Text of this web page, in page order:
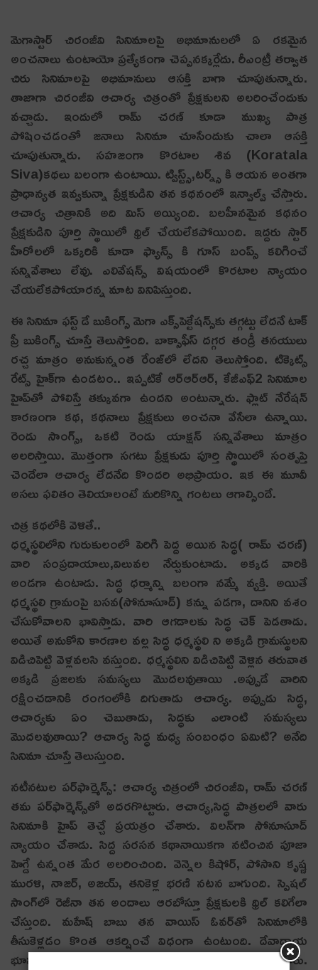
మెగాస్టార్ చిరంజీవి సినిమాల‌పై అభిమానుల‌లో ఏ ర‌క‌మైన
అంచ‌నాలు ఉంటాయో ప్ర‌త్యేకంగా చెప్ప‌న‌క్క‌ర్లేదు. రీఎంట్రీ త‌ర్వాత
చిరు సినిమాల‌పై అభిమానులు ఆస‌క్తి బాగా చూపుతున్నారు.
తాజాగా చిరంజీవి ఆచార్య చిత్రంతో ప్రేక్ష‌కుల‌ని అల‌రించేందుకు
వ‌చ్చాడు. ఇందులో రామ్ చ‌ర‌ణ్ కూడా ముఖ్య పాత్ర
పోషించ‌డంతో జ‌నాలు సినిమా చూసేందుకు చాలా ఆస‌క్తి
చూపుతున్నారు. సహజంగా కొరటాల శివ (Koratala
Siva)కథలు బలంగా ఉంటాయి. ట్విస్ట్స్,టర్న్స్ కి ఆయన అంతగా
ప్రాధాన్యత ఇవ్వకున్నా ప్రేక్షకుడిని తన కథనంలో ఇన్వాల్వ్ చేస్తారు.
ఆచార్య చిత్రానికి అది మిస్ అయ్యింది. బలహీనమైన కథనం
ప్రేక్షకుడిని పూర్తి స్థాయిలో థ్రిల్ చేయలేకపోయింది. ఇద్దరు స్టార్
హీరోలలో ఒక్కరికి కూడా ఫ్యాన్స్ కి గూస్ బంప్స్ కలిగించే
సన్నివేశాలు లేవు. ఎలివేషన్స్ విషయంలో కొరటాల న్యాయం
చేయలేకపోయారన్న మాట వినిపిస్తుంది.
ఈ సినిమా ఫస్ట్ డే బుకింగ్స్ మెగా ఎక్స్‌పెక్టేషన్స్‌కు తగ్గట్టు లేదనే టాక్
ప్రీ బుకింగ్స్ చూస్తే తెలుస్తోంది. బాక్సాఫీస్ దగ్గర తండ్రీ తనయులు
రచ్చ మాత్రం అనుకున్నంత రేంజ్‌లో లేదని తెలుస్తోంది. టిక్కెట్స్
రేట్స్ హైక్‌గా ఉండటం.. ఇప్పటికే ఆర్ఆర్ఆర్, కేజీఎఫ్2 సినిమాల
హైప్‌తో పోలిస్తే తక్కువగా ఉందని అంటున్నారు. ఫ్లాట్ నేరేషన్
కారణంగా కథ, కథనాలు ప్రేక్షకులు అంచనా వేసేలా ఉన్నాయి.
రెండు సాంగ్స్, ఒకటి రెండు యాక్షన్ సన్నివేశాలు మాత్రం
అలరిస్తాయి. మొత్తంగా సగటు ప్రేక్షకుడు పూర్తి స్థాయిలో సంతృప్తి
చెందేలా ఆచార్య లేదనేది కొందరి అభిప్రాయం. ఇక ఈ మూవీ
అసలు ఫలితం తెలియాలంటే మరికొన్ని గంటలు ఆగాల్సిందే.
చిత్ర క‌థలోకి వెళితే..
ధ‌ర్మ‌స్థ‌లిలోని గురుకులంలో పెరిగి పెద్ద అయిన సిద్ధ‌( రామ్ చ‌ర‌ణ్‌)
వారి సంప్ర‌దాయాలు,విలువ‌ల నేర్చుకుంటాడు. అక్క‌డ వారికి
అండ‌గా ఉంటాడు. సిద్ధ ధర్మాన్ని బలంగా నమ్మే వ్య‌క్తి. అయితే
ధ‌ర్మ‌స్థ‌లి గ్రామంపై బ‌స‌వ‌(సోనూసూద్) క‌న్ను ప‌డ‌గా, దానిని వ‌శం
చేసుకోవాల‌ని భావిస్తాడు. వారి ఆగ‌డాల‌కు సిద్ధ చెక్ పెడ‌తాడు.
అయితే అనుకోని కారణాల వల్ల సిద్ధ ధర్మస్థలి ని అక్కడి గ్రామస్థులని
విడిచిపెట్టి వెళ్లవ‌ల‌సి వ‌స్తుంది. ధర్మస్థలిని విడిచిపెట్టి వెళ్లిన తరువాత
అక్కడి ప్రజలకు సమస్యలు మొదలవుతాయి .అప్పుడే వారిని
రక్షించడానికి రంగంలోకి దిగుతాడు ఆచార్య‌. అప్పుడు సిద్ధ‌,
ఆచార్య‌కు ఏం చెబుతాడు, సిద్ధకు ఎలాంటి స‌మ‌స్య‌లు
మొద‌ల‌వుతాయి? ఆచార్య సిద్ధ మధ్య సంబంధం ఏమిటి? అనేది
సినిమా చూస్తే తెలుస్తుంది.
న‌టీన‌టుల ప‌ర్‌ఫార్మెన్స్: ఆచార్య చిత్రంలో చిరంజీవి, రామ్ చ‌ర‌ణ్
త‌మ ప‌ర్‌ఫార్మెన్స్‌తో అద‌ర‌గొట్టారు. ఆచార్య‌,సిద్ధ పాత్ర‌ల‌లో వారు
సినిమాకి హైప్ తెచ్చే ప్ర‌య‌త్రం చేశారు. విల‌న్‌గా సోనూసూద్
న్యాయం చేశాడు. సిద్ద స‌ర‌స‌న క‌థానాయిక‌గా న‌టించిన పూజా
హెగ్డే ఉన్నంత మేర అల‌రించింది. వెన్నెల కిషోర్, పోసాని కృష్ణ
ముర‌ళి, నాజ‌ర్, అజ‌య్, త‌నికెళ్ల భ‌ర‌ణి న‌ట‌న బాగుంది. స్పెష‌ల్
సాంగ్‌లో రెజీనా త‌న అందాలు ఆర‌బోస్తూ ప్రేక్ష‌కుల‌కి థ్రిల్ క‌లిగేలా
చేస్తుంది. మ‌హేష్ బాబు త‌న వాయిస్ ఓవ‌ర్‌తో సినిమాలోకి
తీసుకెళ్ల‌డం కొంత ఆకర్షించే విధంగా ఉంటుంది. దేవాదాయ
భూముల ఆక్రమణల నేపథ్యానికి నక్సలిజాన్ని జోడించి దీన్నీ తీశారు.